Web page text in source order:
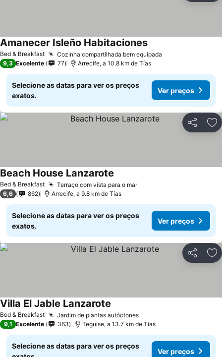
Bed & Breakfast Cozinha compartilhada bem equipada
Amanecer Isleño HabitacionesVer preços
9,3 Excelente 77 Arrecife, a 10.8 km de Tías
Selecione as datas para ver os preços
exatos.
Ver preços
Partilhar
Bed & Breakfast Terraço com vista para o marVer preços
Beach House Lanzarote
6,6 862 Arrecife, a 9.8 km de Tías
Selecione as datas para ver os preços
exatos.
Ver preços
Partilhar
Bed & Breakfast Jardim de plantas autóctonesVer preços
Villa El Jable Lanzarote
9,1 Excelente 363 Teguise, a 13.7 km de Tías
Selecione as datas para ver os preços
Ver preços